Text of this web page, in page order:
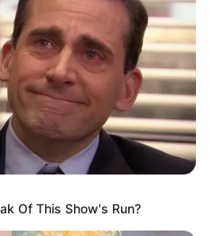
Of This Show's Run?